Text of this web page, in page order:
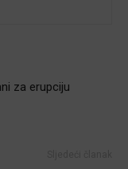
za erupciju